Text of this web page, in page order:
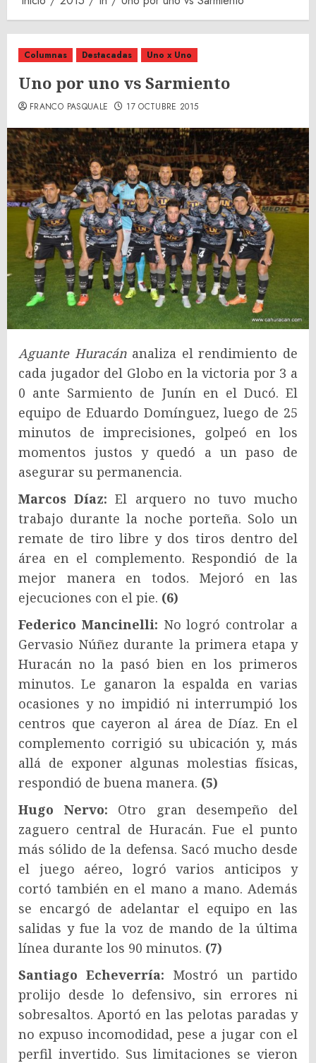
Columnas Destacadas Uno x Uno
Uno por uno vs Sarmiento
FRANCO PASQUALE 17 OCTUBRE 2015
Aguante Huracánanaliza el rendimiento de
cada jugador del Globo en la victoria por 3 a
0 ante Sarmiento de Junín en el Ducó. El
equipo de Eduardo Domínguez, luego de 25
minutos de imprecisiones, golpeó en los
momentos justos y quedó a un paso de
asegurar su permanencia.
Marcos Díaz: El arquero no tuvo mucho
trabajo durante la noche porteña. Solo un
remate de tiro libre y dos tiros dentro del
área en el complemento. Respondió de la
mejor manera en todos. Mejoró en las
ejecuciones con el pie. (6)
Federico Mancinelli: No logró controlar a
Gervasio Núñez durante la primera etapa y
Huracán no la pasó bien en los primeros
minutos. Le ganaron la espalda en varias
ocasiones y no impidió ni interrumpió los
centros que cayeron al área de Díaz. En el
complemento corrigió su ubicación y, más
allá de exponer algunas molestias físicas,
respondió de buena manera. (5)
Hugo Nervo: Otro gran desempeño del
zaguero central de Huracán. Fue el punto
más sólido de la defensa. Sacó mucho desde
el juego aéreo, logró varios anticipos y
cortó también en el mano a mano. Además
se encargó de adelantar el equipo en las
salidas y fue la voz de mando de la última
línea durante los 90 minutos. (7)
Santiago Echeverría: Mostró un partido
prolijo desde lo defensivo, sin errores ni
sobresaltos. Aportó en las pelotas paradas y
no expuso incomodidad, pese a jugar con el
perfil invertido. Sus limitaciones se vieron